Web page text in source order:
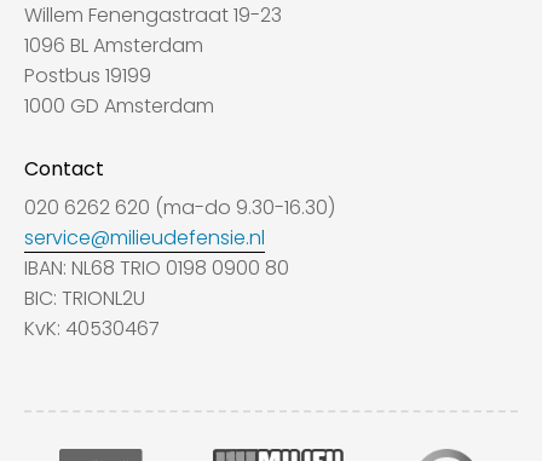
Willem Fenengastraat 19-23
1096 BL Amsterdam
Postbus 19199
1000 GD Amsterdam
Contact
020 6262 620 (ma-do 9.30-16.30)
service@milieudefensie.nl
IBAN: NL68 TRIO 0198 0900 80
BIC: TRIONL2U
KvK: 40530467